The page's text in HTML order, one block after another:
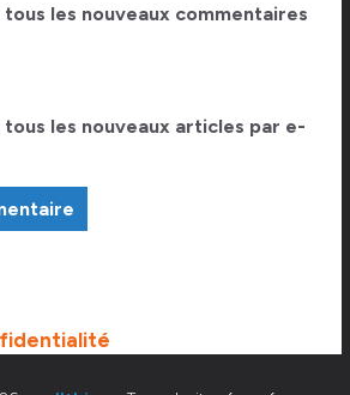
les nouveaux commentaires
les nouveaux articles par e-